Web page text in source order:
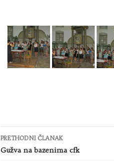
Kretanje
članaka
PRETHODNI ČLANAK
Gužva na bazenima cfk